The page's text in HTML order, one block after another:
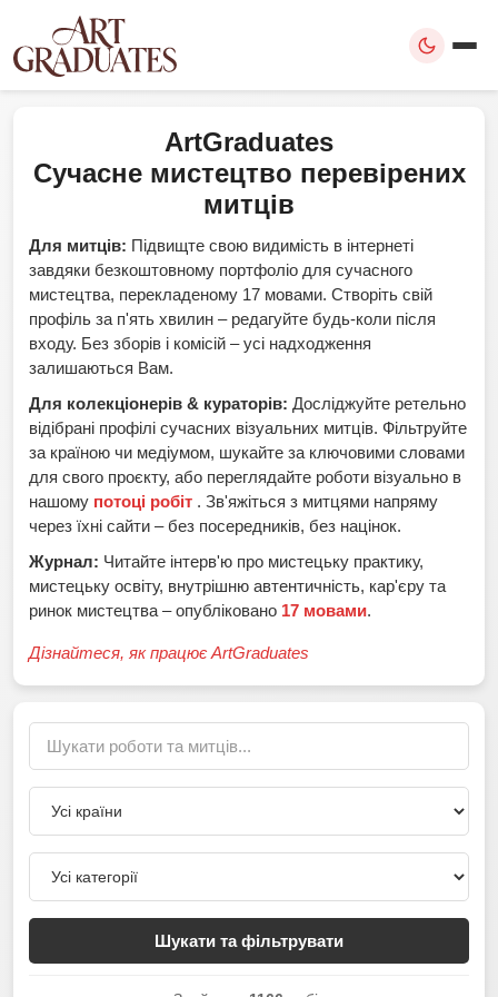
ArtGraduates
Сучасне мистецтво перевірених
митців
Для митців: Підвищте свою видимість в інтернеті
завдяки безкоштовному портфоліо для сучасного
мистецтва, перекладеному 17 мовами. Створіть свій
профіль за п'ять хвилин – редагуйте будь-коли після
входу. Без зборів і комісій – усі надходження
залишаються Вам.
Для колекціонерів & кураторів: Досліджуйте ретельно
відібрані профілі сучасних візуальних митців. Фільтруйте
за країною чи медіумом, шукайте за ключовими словами
для свого проєкту, або переглядайте роботи візуально в
нашому потоці робіт . Зв'яжіться з митцями напряму
через їхні сайти – без посередників, без націнок.
Журнал: Читайте інтерв'ю про мистецьку практику,
мистецьку освіту, внутрішню автентичність, кар'єру та
ринок мистецтва – опубліковано 17 мовами.
Дізнайтеся, як працює ArtGraduates
Шукати та фільтрувати